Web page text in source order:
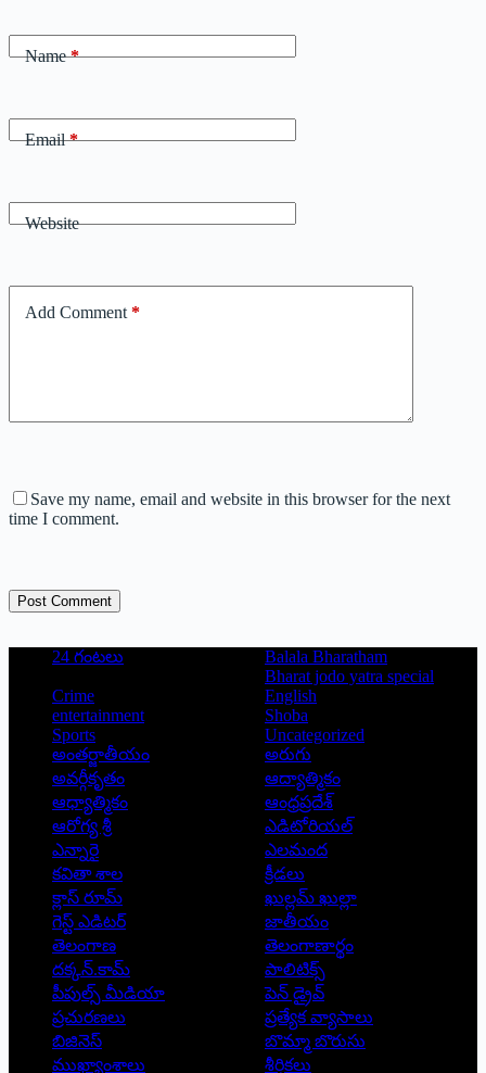
Name*
Email*
Website
Add Comment *
Save my name, email and website in this browser for the next
time I comment.
Post Comment
24 గంటలు
Balala Bharatham
Bharat jodo yatra special
Crime
English
entertainment
Shoba
Sports
Uncategorized
అంతర్జాతీయం
అరుగు
అవర్గీకృతం
ఆద్యాత్మికం
ఆధ్యాత్మికం
ఆంధ్రప్రదేశ్
ఆరోగ్య శ్రీ
ఎడిటోరియల్
ఎన్నారై
ఎలమంద
కవితా శాల
క్రీడలు
క్లాస్ రూమ్
ఖుల్లమ్ ఖుల్లా
గెస్ట్ ఎడిటర్
జాతీయం
తెలంగాణ
తెలంగాణార్థం
దక్కన్.కామ్
పాలిటిక్స్
పీపుల్స్ ‌మీడియా
పెన్ డ్రైవ్
ప్రచురణలు
ప్రత్యేక వ్యాసాలు
బిజినెస్
బొమ్మా బొరుసు
ముఖ్యాంశాలు
శీర్షికలు